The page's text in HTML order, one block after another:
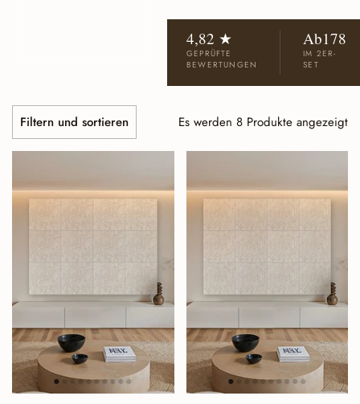
4,82 ★
GEPRÜFTE
BEWERTUNGEN
Ab178
IM 2ER-
SET
Filtern und sortieren Es werden 8 Produkte angezeigt